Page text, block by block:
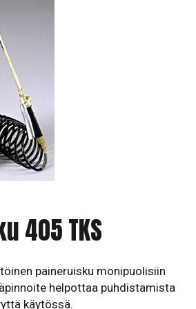
405 TKS
paineruisku monipuolisiin
helpottaa puhdistamista
käytössä.